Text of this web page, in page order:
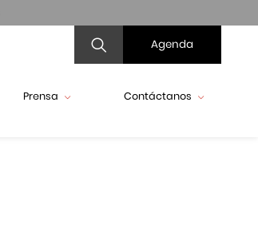
Agenda
Prensa Contáctanos